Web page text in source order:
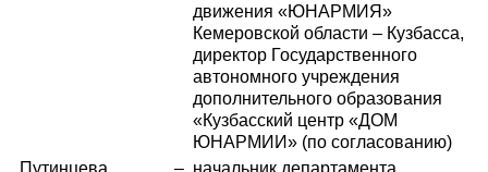
движения «ЮНАРМИЯ»
Кемеровской области – Кузбасса,
директор Государственного
автономного учреждения
дополнительного образования
«Кузбасский центр «ДОМ
ЮНАРМИИ» (по согласованию)
Путинцева
– начальник департамента